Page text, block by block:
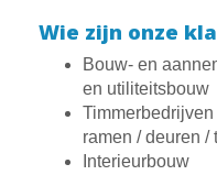
Wie zijn onze
Bouw- en
en utiliteitsbouw
ramen / deuren /
Interieurbouw